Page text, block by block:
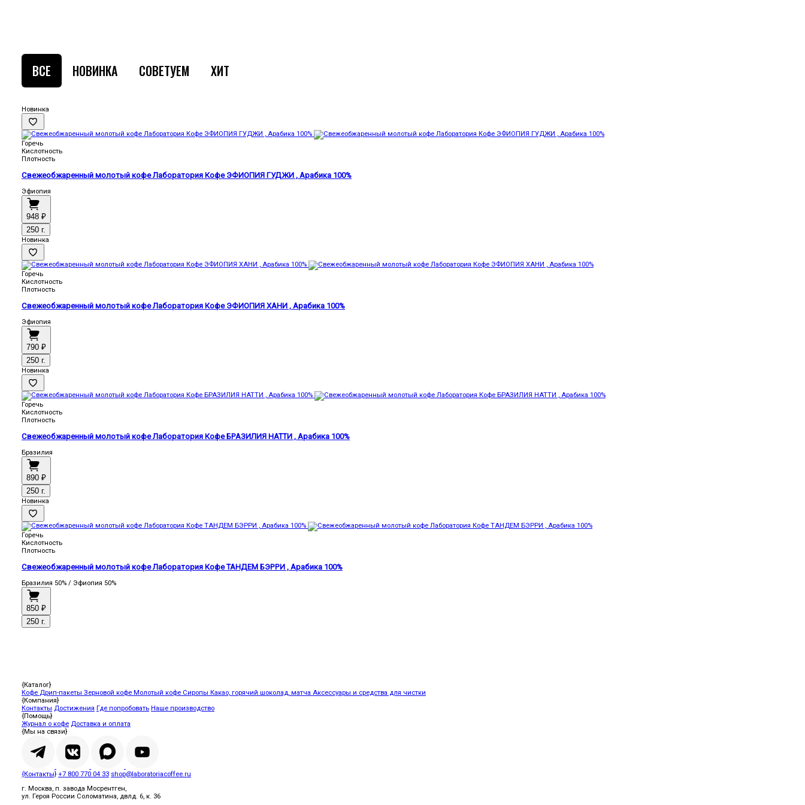
ВСЕ НОВИНКА СОВЕТУЕМ ХИТ
Новинка
Горечь
Кислотность
Плотность
Свежеобжаренный молотый кофе Лаборатория Кофе ЭФИОПИЯ ГУДЖИ , Арабика 100%
Эфиопия
948 ₽
250 г.
Новинка
Горечь
Кислотность
Плотность
Свежеобжаренный молотый кофе Лаборатория Кофе ЭФИОПИЯ ХАНИ , Арабика 100%
Эфиопия
790 ₽
250 г.
Новинка
Горечь
Кислотность
Плотность
Свежеобжаренный молотый кофе Лаборатория Кофе БРАЗИЛИЯ НАТТИ , Арабика 100%
Бразилия
890 ₽
250 г.
Новинка
Горечь
Кислотность
Плотность
Свежеобжаренный молотый кофе Лаборатория Кофе ТАНДЕМ БЭРРИ , Арабика 100%
Бразилия 50% / Эфиопия 50%
850 ₽
250 г.
{Каталог}
Кофе Дрип-пакеты Зерновой кофе Молотый кофе Сиропы Какао, горячий шоколад, матча Аксессуары и средства для чистки
{Компания}
Контакты Достижения Где попробовать Наше производство
{Помощь}
Журнал о кофе Доставка и оплата
{Мы на связи}
{Контакты} +7 800 770 04 33 shop@laboratoriacoffee.ru
г. Москва, п. завода Мосрентген,
ул. Героя России Соломатина, двлд. 6, к. 36